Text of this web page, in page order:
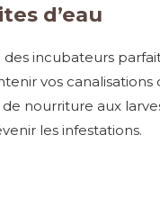
d’eau
incubateurs
vos canalisations
nourriture aux
les infestations.